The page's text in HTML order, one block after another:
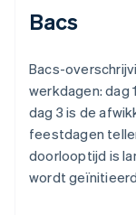
Bacs
Bacs-
werkdagen: dag
dag 3 is de
feestdagen
doorlooptijd is
wordt